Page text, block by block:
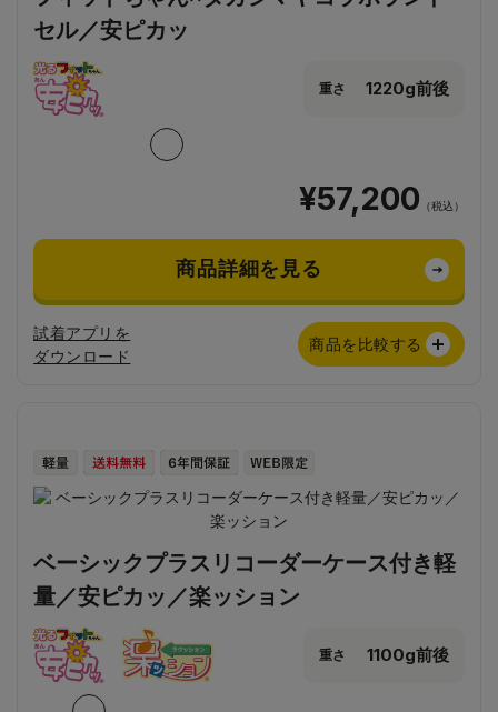
セル／安ピカッ
重さ 1220g前後
¥57,200 （税込）
商品詳細を見る
試着アプリを
ダウンロード
商品を比較する
ベーシックプラスリコーダーケース付き軽
量／安ピカッ／楽ッション
重さ 1100g前後